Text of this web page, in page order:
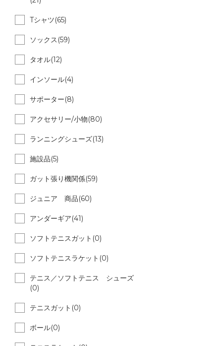
Tシャツ(65)
ソックス(59)
タオル(12)
インソール(4)
サポーター(8)
アクセサリー/小物(80)
ランニングシューズ(13)
施設品(5)
ガット張り機関係(59)
ジュニア 商品(60)
アンダーギア(41)
ソフトテニスガット(0)
ソフトテニスラケット(0)
テニス／ソフトテニス シューズ
(0)
テニスガット(0)
ボール(0)